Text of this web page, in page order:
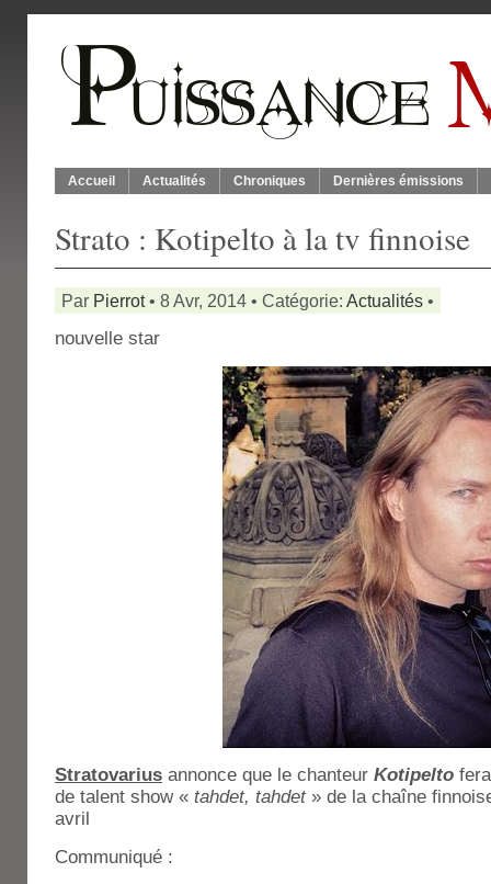
Accueil Actualités Chroniques Dernières émissions
Strato : Kotipelto à la tv finnoise
Par Pierrot• 8 Avr, 2014 • Catégorie: Actualités •
nouvelle star
Stratovarius annonce que le chanteur Kotipelto
de talent show « tahdet, tahdet» de la chaîne
avril
Communiqué :